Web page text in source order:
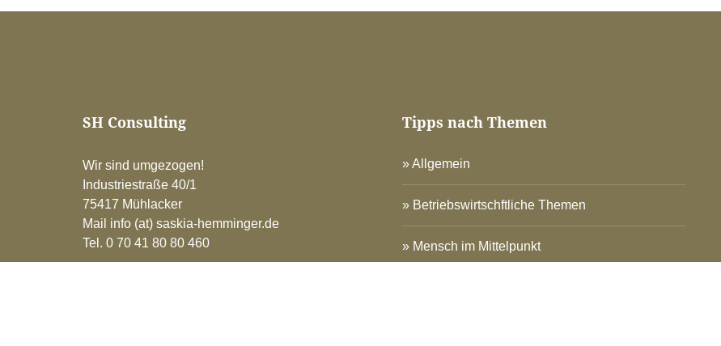
SH Consulting
Wir sind umgezogen!
Industriestraße 40/1
75417 Mühlacker
Mail info (at) saskia-hemminger.de
Tel. 0 70 41 80 80 460
Tipps nach Themen
Allgemein
Betriebswirtschftliche Themen
Mensch im Mittelpunkt